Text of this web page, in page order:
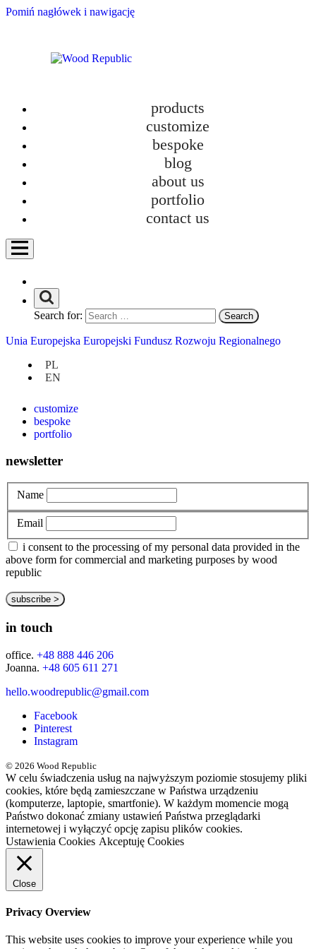
Pomiń nagłówek i nawigację
products
customize
bespoke
blog
about us
portfolio
contact us
Search for:
Unia Europejska Europejski Fundusz Rozwoju Regionalnego
PL
EN
New TOKI Collection – Design and Ecology
How we work?
Personalization
Uncategorized
privacy policy
customize
bespoke
portfolio
newsletter
Name
Email
i consent to the processing of my personal data provided in the
above form for commercial and marketing purposes by wood
republic
in touch
office. +48 888 446 206
Joanna. +48 605 611 271
hello.woodrepublic@gmail.com
Facebook
Pinterest
Instagram
© 2026 Wood Republic
W celu świadczenia usług na najwyższym poziomie stosujemy pliki
cookies, które będą zamieszczane w Państwa urządzeniu
(komputerze, laptopie, smartfonie). W każdym momencie mogą
Państwo dokonać zmiany ustawień Państwa przeglądarki
internetowej i wyłączyć opcję zapisu plików cookies.
Ustawienia Cookies Akceptuję Cookies
Close
Privacy Overview
This website uses cookies to improve your experience while you